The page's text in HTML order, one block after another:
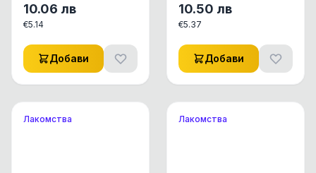
кг.
10.06 лв
€5.14
Добави
венчелистчета от
дива роза, невен,
хибискус,
слънчоглед,
метличина 35 гр. 35
гр.
10.50 лв
€5.37
Добави
Лакомства Лакомства